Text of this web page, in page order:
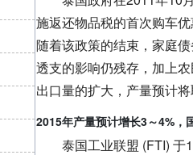
施返还物品税的首次购车
随着该政策的结束，家庭
透支的影响仍残存，加上
出口量的扩大，产量预计将
2015年产量预计增长3～4%，
泰国工业联盟 (FTI) 于